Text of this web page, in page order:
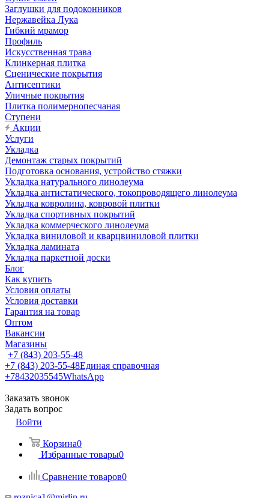
Заглушки для подоконников
Нержавейка Лука
Гибкий мрамор
Профиль
Искусственная трава
Клинкерная плитка
Сценические покрытия
Антисептики
Уличные покрытия
Плитка полимернопесчаная
Ступени
Акции
Услуги
Укладка
Демонтаж старых покрытий
Подготовка основания, устройство стяжки
Укладка натурального линолеума
Укладка антистатического, токопроводящего линолеума
Укладка ковролина, ковровой плитки
Укладка спортивных покрытий
Укладка коммерческого линолеума
Укладка виниловой и кварцвиниловой плитки
Укладка ламината
Укладка паркетной доски
Блог
Как купить
Условия оплаты
Условия доставки
Гарантия на товар
Оптом
Вакансии
Магазины
+7 (843) 203-55-48
+7 (843) 203-55-48Единая справочная
+78432035545WhatsApp
Заказать звонок
Задать вопрос
Войти
Корзина0
Избранные товары0
Сравнение товаров0